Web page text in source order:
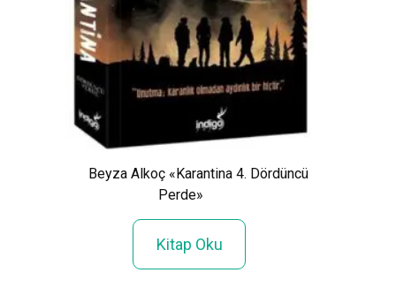
Beyza Alkoç «Karantina 4. Dördüncü
Perde»
Kitap Oku